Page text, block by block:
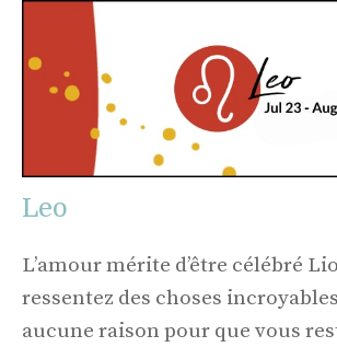
Leo
L’amour mérite d’être célébré
ressentez des choses
aucune raison pour que vous